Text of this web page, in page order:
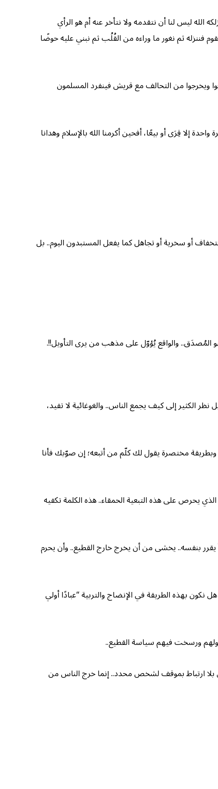
ليس لنا أن نتقدمه ولا نتأخر عنه أم هو الرأي
فننزله ثم نغور ما وراءه من القُلُب ثم نبني عليه حوضًا
ويخرجوا من التحالف مع قريش فينفرد المسلمون
إلا قِرَى أو بيعًا، أفحين أكرمنا الله بالإسلام وهدانا
أو سخرية أو تجاهل كما يفعل المستبدون اليوم.. بل
المُصدَق.. والواقع يُؤوّل على مذهب من يرى التأويل!!.
الكثير إلى كيف يجمع الناس.. والغوغائية لا تفيد،
مختصرة يقول لك كلّم من أتبعه؛ إن صوّبك فأنا
يحرص على هذه التبعية الحمقاء.. هذه الكلمة تكفيه
بنفسه.. يخشى من أن يخرج خارج القطيع.. وأن يحرم
بهذه الطريقة في الإنضاج والتربية “عبادًا أولي
ورسخت فيهم سياسة القطيع..
بلا ارتباط بموقف لشخص محدد.. إنما خرج الناس من